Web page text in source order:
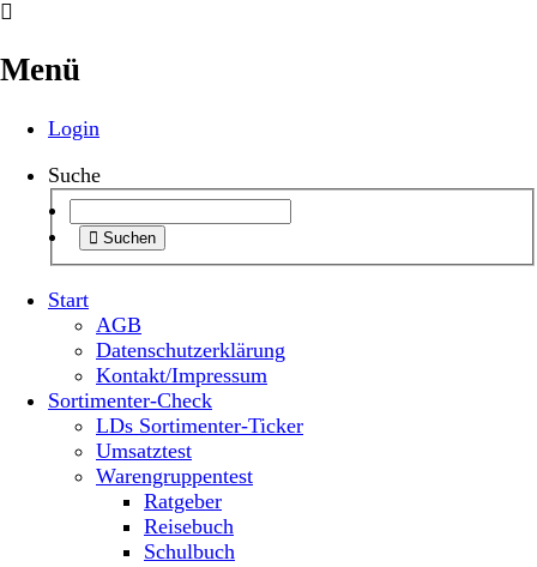
Menü
Login
Suche
Suchen
Start
AGB
Datenschutzerklärung
Kontakt/Impressum
Sortimenter-Check
LDs Sortimenter-Ticker
Umsatztest
Warengruppentest
Ratgeber
Reisebuch
Schulbuch